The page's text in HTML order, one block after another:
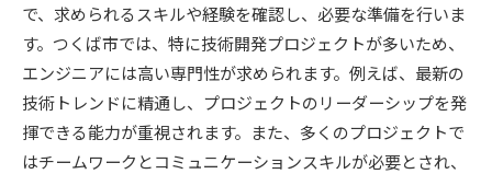
で、求められるスキルや経験を確認し、必要な準備を行いま
す。つくば市では、特に技術開発プロジェクトが多いため、
エンジニアには高い専門性が求められます。例えば、最新の
技術トレンドに精通し、プロジェクトのリーダーシップを発
揮できる能力が重視されます。また、多くのプロジェクトで
はチームワークとコミュニケーションスキルが必要とされ、